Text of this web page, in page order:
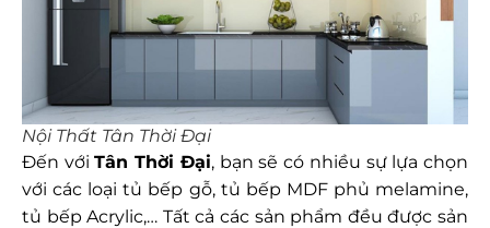
Nội Thất Tân Thời Đại
Đến vớiTân Thời Đại, bạn sẽ có nhiều sự lựa chọn
với các loại tủ bếp gỗ, tủ bếp MDF phủ melamine,
tủ bếp Acrylic,… Tất cả các sản phẩm đều được sản